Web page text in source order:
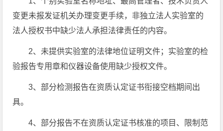
变更未报发证机关办理变更手续，非独立法人实验室的
法人授权书中缺少法人承担法律责任的内容。
2、未提供实验室的法律地位证明文件；实验室的检
验报告专用章和仪器设备使用缺少授权文件。
3、部分检测报告在资质认定证书衔接空档期间出
具。
4、部分报告不在资质认定证书核准的项目、限制范